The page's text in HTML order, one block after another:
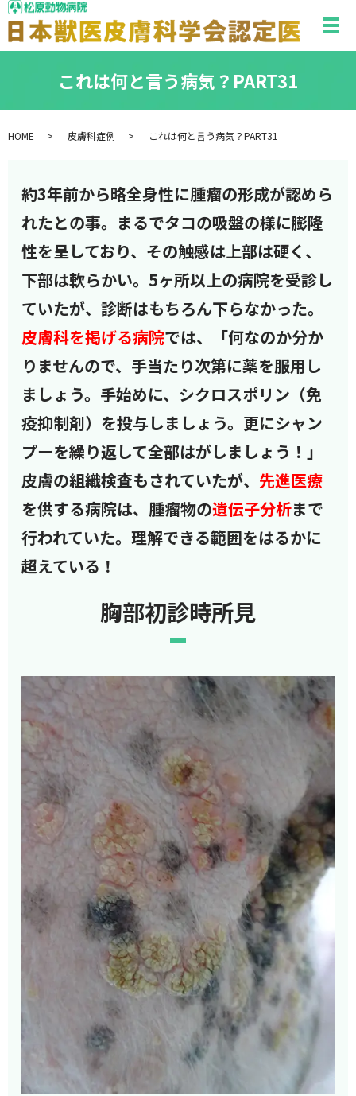
メ
これは何と言う病気？PART31
HOME 皮膚科症例 これは何と言う病気？PART31
約3年前から略全身性に腫瘤の形成が認めら
れたとの事。まるでタコの吸盤の様に膨隆
性を呈しており、その触感は上部は硬く、
下部は軟らかい。5ヶ所以上の病院を受診し
ていたが、診断はもちろん下らなかった。
皮膚科を掲げる病院では、「何なのか分か
りませんので、手当たり次第に薬を服用し
ましょう。手始めに、シクロスポリン（免
疫抑制剤）を投与しましょう。更にシャン
プーを繰り返して全部はがしましょう！」
皮膚の組織検査もされていたが、 先進医療
を供する病院は、腫瘤物の遺伝子分析まで
行われていた。理解できる範囲をはるかに
超えている！
胸部初診時所見